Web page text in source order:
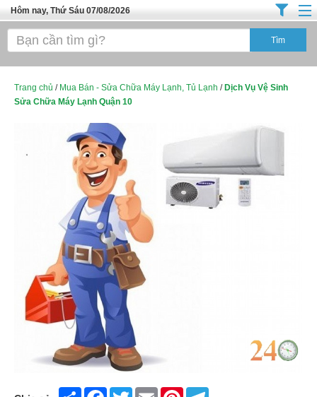
Hôm nay, Thứ Sáu 07/08/2026
Trang chủ
Tuyển Sinh Đào Tạo
Đồ Dùng Nội Ngoại Thất
Điện Tử Điện Máy
Hàng Tiêu Dùng
Xây Dựng
Trang chủ / Mua Bán - Sửa Chữa Máy Lạnh, Tủ Lạnh / Dịch Vụ Vệ Sinh
Sửa Chữa Máy Lạnh Quận 10
Share FacebookTwitter Email Pinterest